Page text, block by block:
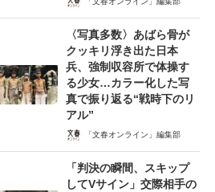
〈写真多数〉あばら骨が
クッキリ浮き出た日本
兵、強制収容所で体操す
る少女…カラー化した写
真で振り返る“戦時下のリ
アル”
「文春オンライン」編集部
「判決の瞬間、スキップ
してVサイン」交際相手の